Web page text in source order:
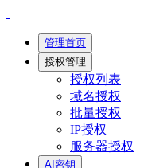
管理首页
授权管理
授权列表
域名授权
批量授权
IP授权
服务器授权
AI密钥